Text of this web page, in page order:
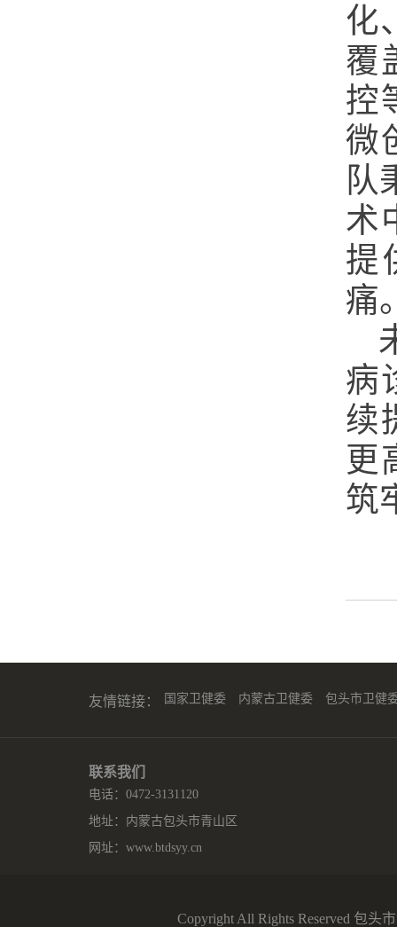
化
覆
控
微
队
术
提
痛
病
续
更
筑
友情链接： 国家卫健委 内蒙古卫健委 包头市卫健
联系我们
电话：0472-3131120
地址：内蒙古包头市青山区
网址： www.btdsyy.cn
Copyright All Rights Reserved 包头